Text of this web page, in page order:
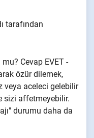
tarafından
Cevap EVET -
özür dilemek,
veya aceleci gelebilir
sizi affetmeyebilir.
durumu daha da